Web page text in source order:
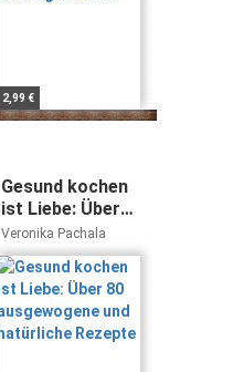
2,99 €
Gesund kochen
ist Liebe: Über
80 ausgewogene
und natürliche
Rezepte
Veronika Pachala